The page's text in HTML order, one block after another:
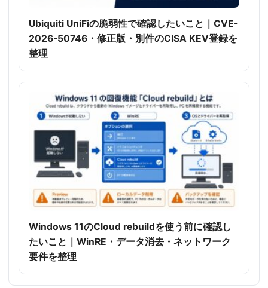
Ubiquiti UniFiの脆弱性で確認したいこと｜CVE-
2026-50746・修正版・別件のCISA KEV登録を
整理
Windows 11のCloud rebuildを使う前に確認し
たいこと｜WinRE・データ消去・ネットワーク
要件を整理